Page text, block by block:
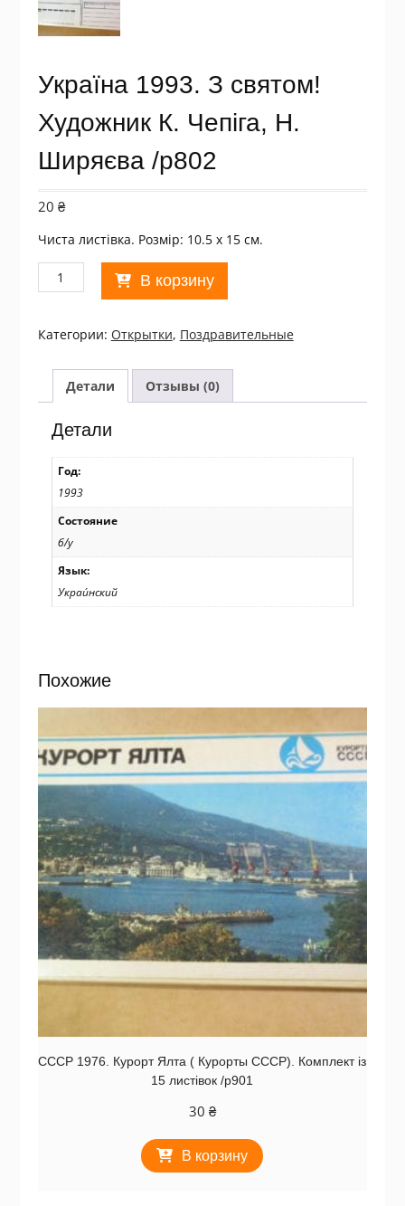
Україна 1993. З святом!
Художник К. Чепіга, Н.
Ширяєва /р802
20 ₴
Чиста листівка. Розмір: 10.5 х 15 см.
Количество
товара
1993.
святом!
Художник
К.
Чепіга,
Ширяєва
р802
В корзину
Категории: Открытки, Поздравительные
Детали Отзывы (0)
Детали
Год:
1993
Состояние
б/у
Язык:
Украи́нский
Похожие
СССР 1976. Курорт Ялта ( Курорты СССР). Комплект із
15 листівок /р901
30 ₴
В корзину